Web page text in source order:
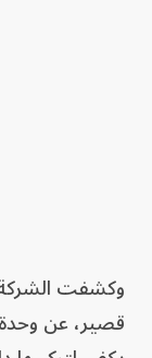
وكشفت
قصير، عن